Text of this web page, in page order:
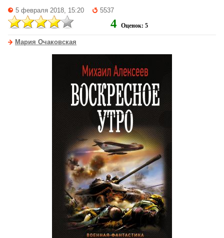
5 февраля 2018, 15:20 5537
4 Оценок: 5
Мария Очаковская